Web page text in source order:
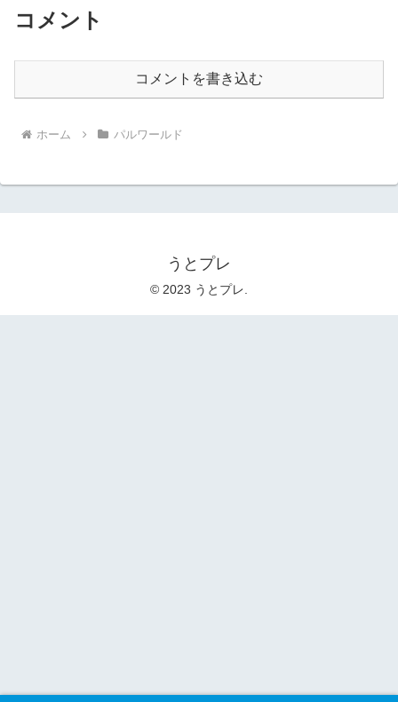
コメント
コメントを書き込む
ホーム パルワールド
うとプレ
© 2023 うとプレ.